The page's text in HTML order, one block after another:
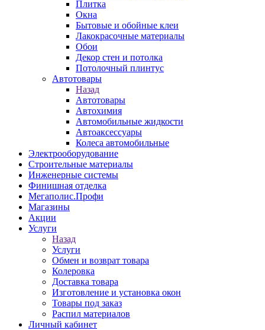
Плитка
Окна
Бытовые и обойные клеи
Лакокрасочные материалы
Обои
Декор стен и потолка
Потолочный плинтус
Автотовары
Назад
Автотовары
Автохимия
Автомобильные жидкости
Автоаксессуары
Колеса автомобильные
Электрооборудование
Строительные материалы
Инженерные системы
Финишная отделка
Мегаполис.Профи
Магазины
Акции
Услуги
Назад
Услуги
Обмен и возврат товара
Колеровка
Доставка товара
Изготовление и установка окон
Товары под заказ
Распил материалов
Личный кабинет